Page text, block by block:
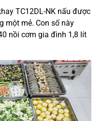
TC12DL-NK nấu được
một mẻ. Con số này
nồi cơm gia đình 1,8 lít